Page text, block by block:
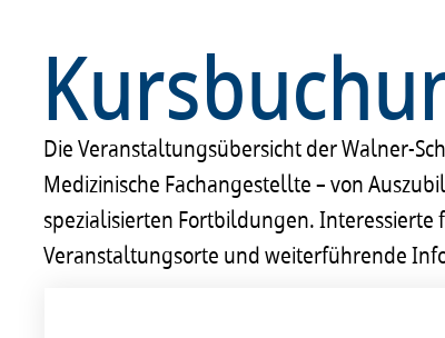
Die Veranstaltungsübersicht der Walner-
Medizinische Fachangestellte – von
spezialisierten Fortbildungen.
Veranstaltungsorte und weiterführende